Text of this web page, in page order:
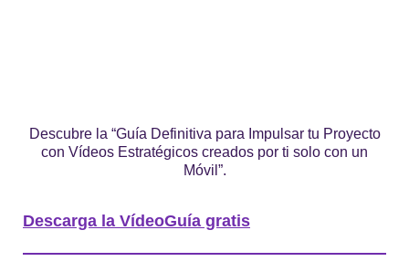
Descubre la “Guía Definitiva para Impulsar tu Proyecto
con Vídeos Estratégicos creados por ti solo con un
Móvil”.
Descarga la VídeoGuía gratis